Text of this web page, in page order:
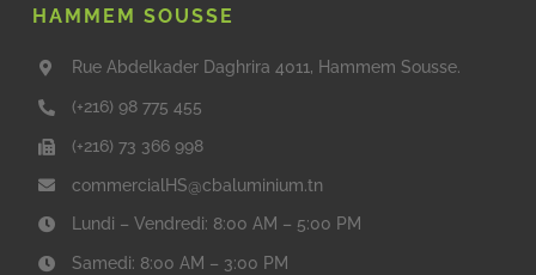
HAMMEM SOUSSE
Rue Abdelkader Daghrira 4011, Hammem Sousse.
(+216) 98 775 455
(+216) 73 366 998
commercialHS@cbaluminium.tn
Lundi – Vendredi: 8:00 AM – 5:00 PM
Samedi: 8:00 AM – 3:00 PM